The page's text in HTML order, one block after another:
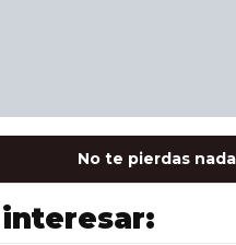
No te pierdas